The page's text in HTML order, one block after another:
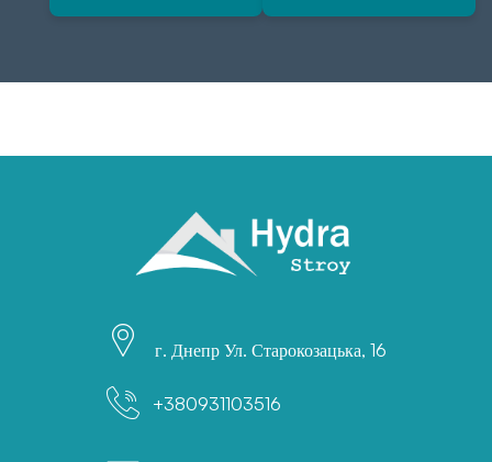
г. Днепр Ул. Старокозацька, 16
+380931103516